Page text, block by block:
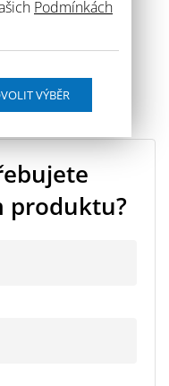
Podmínkách
produktu?